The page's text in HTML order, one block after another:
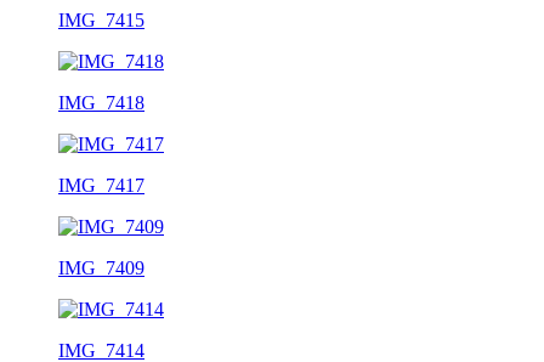
IMG_7415
IMG_7418
IMG_7417
IMG_7409
IMG_7414